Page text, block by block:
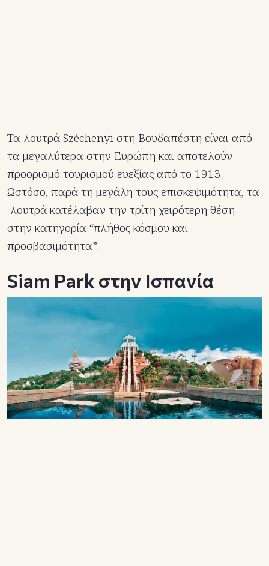
Τα λουτρά Széchenyi στη Βουδαπέστη είναι από
τα μεγαλύτερα στην Ευρώπη και αποτελούν
προορισμό τουρισμού ευεξίας από το 1913.
Ωστόσο, παρά τη μεγάλη τους επισκεψιμότητα, τα
λουτρά κατέλαβαν την τρίτη χειρότερη θέση
στην κατηγορία “πλήθος κόσμου και
προσβασιμότητα”.
Siam Park στην Ισπανία